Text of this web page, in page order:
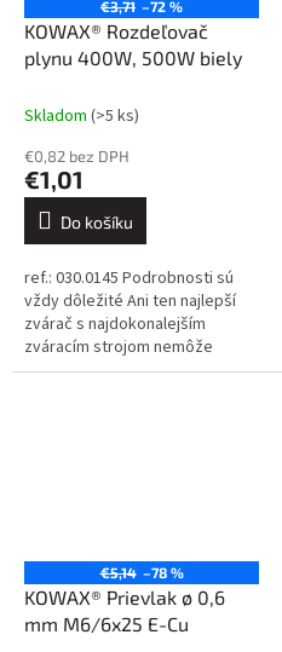
€3,71 –72 %
KOWAX® Rozdeľovač
plynu 400W, 500W biely
Skladom (>5 ks)
€0,82 bez DPH
€1,01
Do košíku
ref.: 030.0145 Podrobnosti sú
vždy dôležité Ani ten najlepší
zvárač s najdokonalejším
zváracím strojom nemôže
dosiahnuť dokonalé výsledky,
€5,14 –78 %
KOWAX® Prievlak ø 0,6
mm M6/6x25 E-Cu